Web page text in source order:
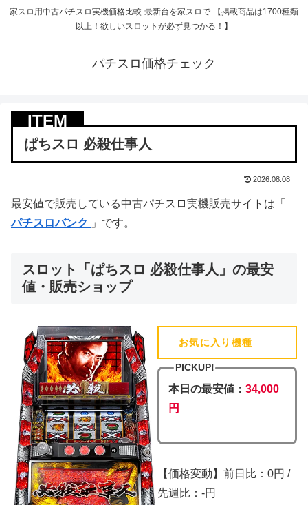
家スロ用中古パチスロ実機価格比較-最新台を家スロで-【掲載商品は1700種類
以上！欲しいスロットが必ず見つかる！】
パチスロ価格チェック
ぱちスロ 必殺仕事人
2026.08.08
最安値で販売している中古パチスロ実機販売サイトは「
パチスロバンク
」です。
スロット「ぱちスロ 必殺仕事人」の最安
値・販売ショップ
お気に入り機種
PICKUP!
本日の最安値：34,000
円
【価格変動】前日比：0円 /
先週比：-円